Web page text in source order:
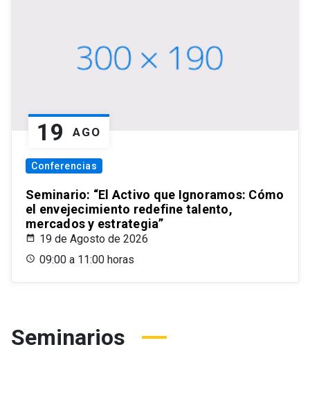
19 AGO
Conferencias
Seminario: “El Activo que Ignoramos: Cómo
el envejecimiento redefine talento,
mercados y estrategia”
19 de Agosto de 2026
09:00 a 11:00 horas
Seminarios